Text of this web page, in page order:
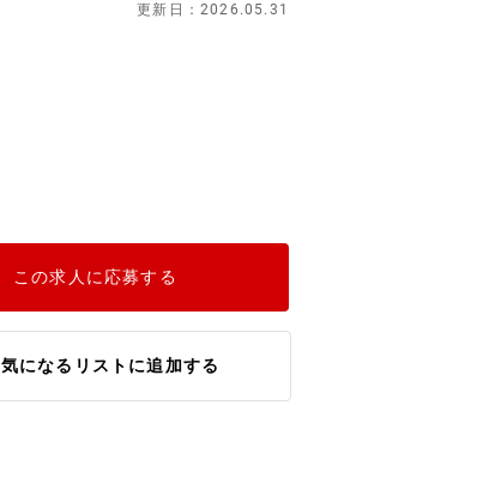
更新日：2026.05.31
この求人に応募する
気になるリストに追加する